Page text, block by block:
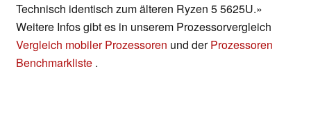
Technisch identisch zum älteren Ryzen 5 5625U.»
Weitere Infos gibt es in unserem Prozessorvergleich
Vergleich mobiler Prozessoren und derProzessoren
Benchmarkliste .